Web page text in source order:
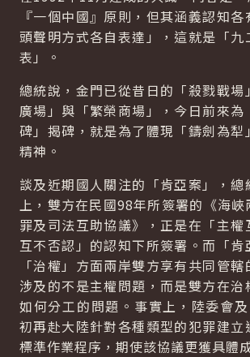
『一個中國』原則，但其涵義認知
頭聲明方式各自表達」，這就是「九
表」。
總統說，金門已從昔日的「殺戮戰場
廣場」與「繁榮商場」，今日前來為
碑」揭碑，就是為了體現「鑄劍為犁
精神。
談及近期國人關注的「肯亞案」，總
上，雙方在民國98年所簽署的《海峽
罪及司法互助協議》，正是在「主權
互不否認」的認知下所簽署。而「肯
「治權」方面兩岸雙方享有共同管
涉及的不是主權問題，而是雙方在治
如何分工的問題。事實上，陸委會
初再赴大陸針對各種類型的犯罪建立
標準作業程序，期使該協議更獲具體